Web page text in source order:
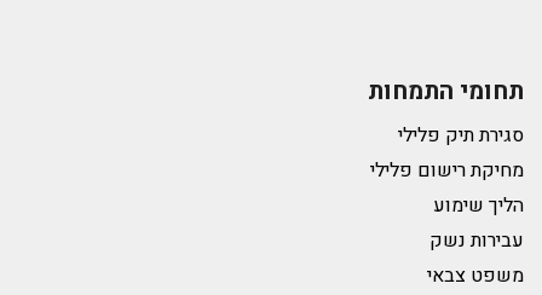
תחומי התמחות
סגירת תיק פלילי
מחיקת רישום פלילי
הליך שימוע
עבירות נשק
משפט צבאי